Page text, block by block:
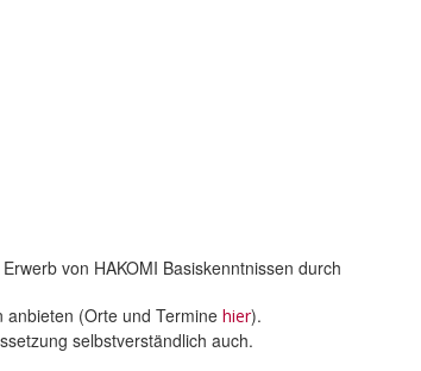
von HAKOMI Basiskenntnissen durch
anbieten (Orte und Termine hier).
selbstverständlich auch.